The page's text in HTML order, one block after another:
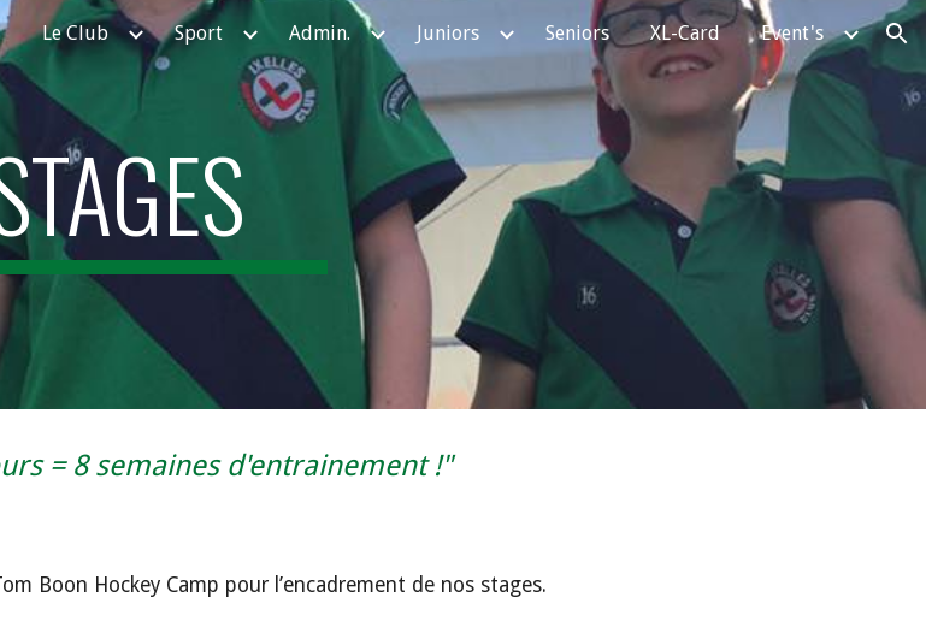
Skip to navigation
Le Club Sport Admin. Juniors Seniors XL-Card Event's
= 8 semaines d'entrainement !"
Boon Hockey Camp pour l’encadrement de nos stages.